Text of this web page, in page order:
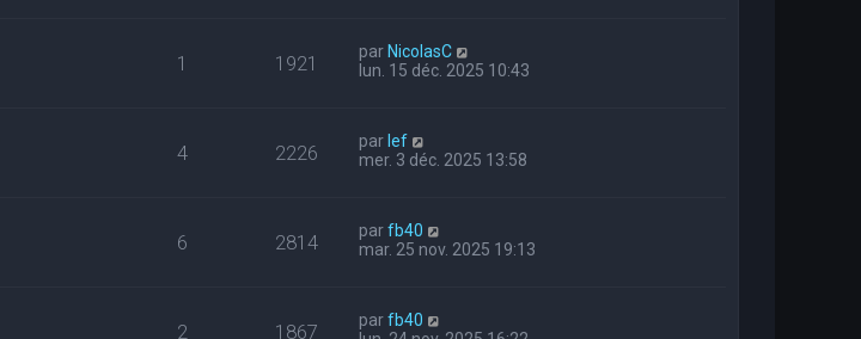
1 1921 par NicolasC
lun. 15 déc. 2025 10:43
4 2226 par lef
mer. 3 déc. 2025 13:58
6 2814 parfb40
mar. 25 nov. 2025 19:13
2 1867 parfb40